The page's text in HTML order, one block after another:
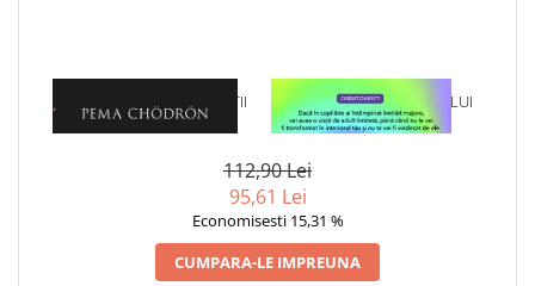
1 x CURAJ IN FATA MORTII
1 x VINDECAREA COPILULUI
INTERIOR
112,90 Lei
95,61 Lei
Economisesti 15,31 %
CUMPARA-LE IMPREUNA